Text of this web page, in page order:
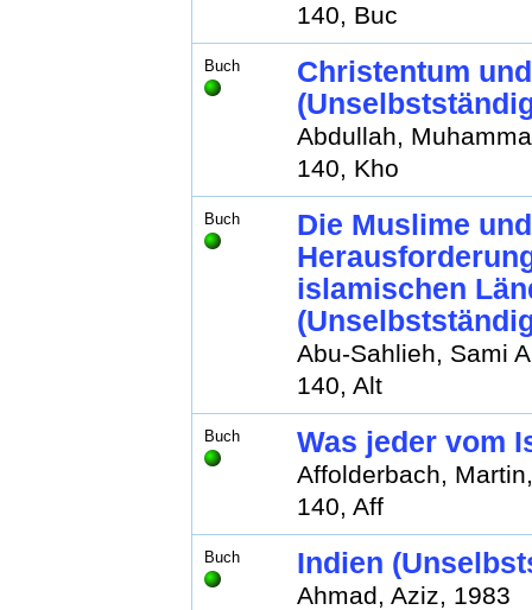
140, Buc
Buch
Christentum
Abdullah,
140, Kho
Buch
Die Muslime
islamischen
Abu-Sahlieh, Sami
140, Alt
Buch Was jeder vom
Affolderbach,
140, Aff
Buch Indien
Ahmad, Aziz, 1983